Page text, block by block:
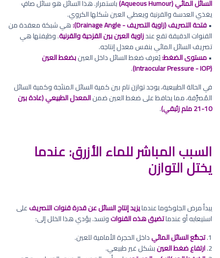
السائل المائي (Aqueous Humour)
باستمرار. هذا السائل هو سائل صافٍ
يغذي العدسة والقرنية ويعطي العين شكلها الكروي.
•فتحة التصريف (زاوية التصريف - Drainage Angle):
هي شبكة معقدة من
القنوات الدقيقة تقع عندزاوية العين بين القزحية والقرنية. وظيفتها هي
تصريف السائل المائي بنفس معدل إنتاجه.
•مستوى الضغط:يُعرف ضغط السائل داخل العينبضغط العين
(Intraocular Pressure - IOP)
.
في الحالة الطبيعية، يوجد توازن تام بين كمية السائل المنتَجة وكمية السائل
المُصرَّفة، مما يحافظ على ضغط العين ضمنالمعدل الطبيعي (عادة بين
10-21 ملم زئبقي)
.
السبب المباشر للماء الأزرق: عندما
يختل التوازن
يبدأ مرض الجلوكوما عندمايزيد إنتاج السائل عن قدرة قنوات التصريفعلى
استيعابه أو عندماتضيق هذه القنواتوتسد. يؤدي هذا الخلل إلى:
1. تجمُّع السائل المائيداخل الحجرة الأمامية للعين.
2. ارتفاع ضغط العينبشكل غير طبيعي.